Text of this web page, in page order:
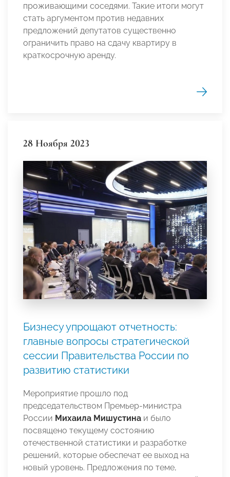
проживающими соседями. Такие итоги могут
стать аргументом против недавних
предложений депутатов существенно
ограничить право на сдачу квартиру в
краткосрочную аренду.
28 Ноября 2023
Бизнесу упрощают отчетность:
главные вопросы стратегической
сессии Правительства России по
развитию статистики
Мероприятие прошло под
председательством Премьер-министра
России Михаила Мишустина и было
посвящено текущему состоянию
отечественной статистики и разработке
решений, которые обеспечат ее выход на
новый уровень. Предложения по теме,